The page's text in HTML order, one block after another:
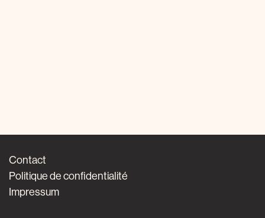
Contact
Politique de confidentialité
Impressum